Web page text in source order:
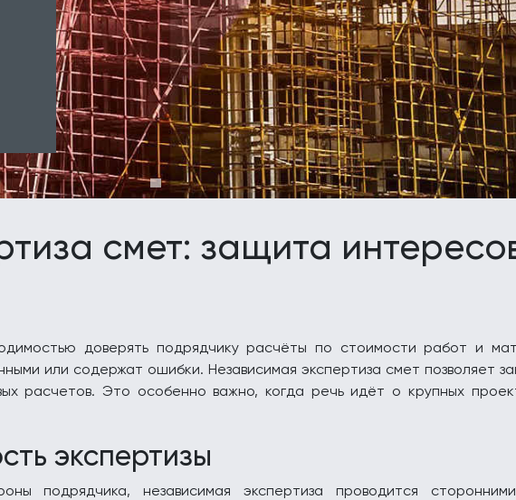
смет: защита
доверять подрядчику расчёты по стоимости работ и
или содержат ошибки. Независимая экспертиза смет позволяет
расчетов. Это особенно важно, когда речь идёт о крупных
экспертизы
подрядчика, независимая экспертиза проводится